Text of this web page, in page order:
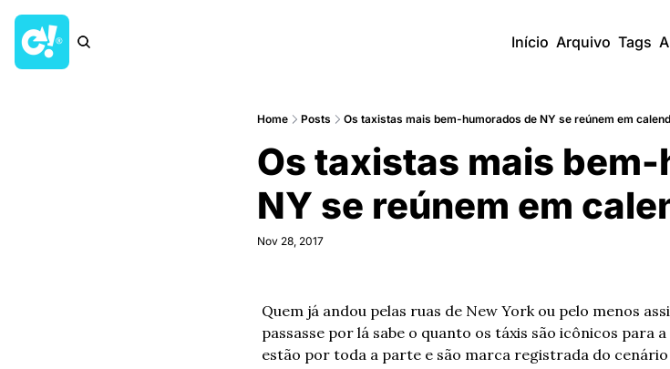
Início Arquivo Tags
Home Posts Os taxistas mais bem-humorados de NY se reúnem em
Os taxistas mais
NY se reúnem em
Nov 28, 2017
Quem já andou pelas ruas de New York ou pelo menos
passasse por lá sabe o quanto os táxis são icônicos para
estão por toda a parte e são marca registrada do cenário